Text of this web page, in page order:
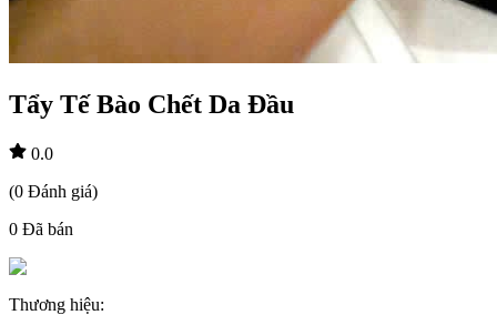
Tẩy Tế Bào Chết Da Đầu
0.0
(0 Đánh giá)
0 Đã bán
Thương hiệu: